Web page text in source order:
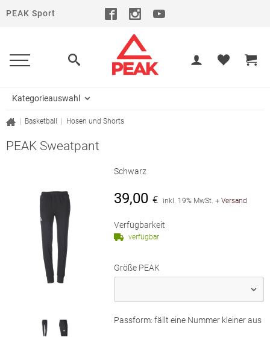
PEAK Sport
Kategorieauswahl
Basketball Hosen und Shorts
PEAK Sweatpant
Schwarz
39,00 € inkl. 19% MwSt. +Versand
Verfügbarkeit
verfügbar
Größe PEAK
Passform: fällt eine Nummer kleiner aus